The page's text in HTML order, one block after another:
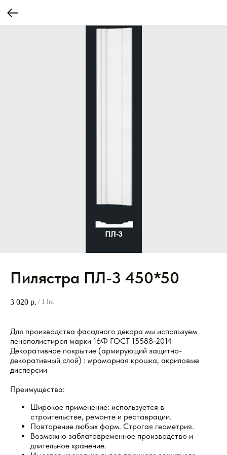
Пилястра ПЛ-3 450*50
3 020 р. / 1 lm
Для производства фасадного декора мы используем
пенополистирол марки 16Ф ГОСТ 15588-2014
Декоративное покрытие (армирующий защитно-
декоративный слой) : мраморная крошка, акриловые
дисперсии
Преимущества:
Широкое применение: используется в
строительстве, ремонте и реставрации.
Повторение любых форм. Строгая геометрия.
Возможно заблаговременное производство и
длительное хранение.